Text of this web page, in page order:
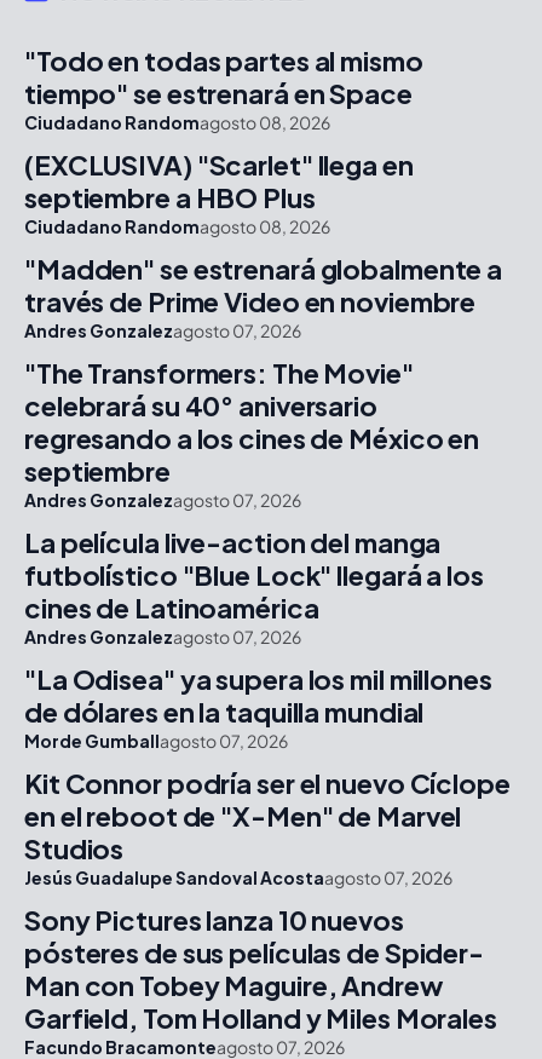
"Todo en todas partes al mismo
tiempo" se estrenará en Space
Ciudadano Randomagosto 08, 2026
(EXCLUSIVA) "Scarlet" llega en
septiembre a HBO Plus
Ciudadano Randomagosto 08, 2026
"Madden" se estrenará globalmente a
través de Prime Video en noviembre
Andres Gonzalezagosto 07, 2026
"The Transformers: The Movie"
celebrará su 40° aniversario
regresando a los cines de México en
septiembre
Andres Gonzalezagosto 07, 2026
La película live-action del manga
futbolístico "Blue Lock" llegará a los
cines de Latinoamérica
Andres Gonzalezagosto 07, 2026
"La Odisea" ya supera los mil millones
de dólares en la taquilla mundial
Morde Gumballagosto 07, 2026
Kit Connor podría ser el nuevo Cíclope
en el reboot de "X-Men" de Marvel
Studios
Jesús Guadalupe Sandoval Acostaagosto 07, 2026
Sony Pictures lanza 10 nuevos
pósteres de sus películas de Spider-
Man con Tobey Maguire, Andrew
Garfield, Tom Holland y Miles Morales
Facundo Bracamonteagosto 07, 2026